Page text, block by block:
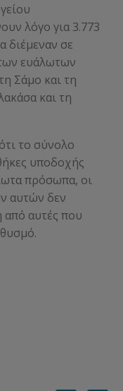
λόγο για 3.773
διέμεναν σε
ευάλωτων
Σάμο και τη
και τη
το σύνολο
υποδοχής
πρόσωπα, οι
αυτών δεν
από αυτές που